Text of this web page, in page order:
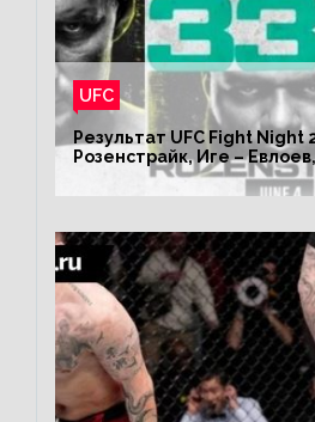
UFC
Результат UFC Fight Night
Розенстрайк, Иге –
турнира ЮФС ФН 207